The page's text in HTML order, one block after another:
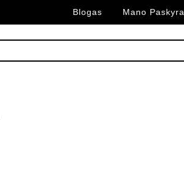
Blogas Mano Paskyra